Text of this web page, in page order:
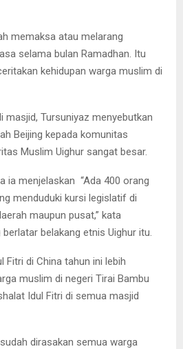
memaksa atau melarang
selama bulan Ramadhan. Itu
kehidupan warga muslim di
masjid, Tursuniyaz menyebutkan
Beijing kepada komunitas
Muslim Uighur sangat besar.
ia menjelaskan “Ada 400 orang
menduduki kursi legislatif di
maupun pusat,” kata
belakang etnis Uighur itu.
Fitri di China tahun ini lebih
muslim di negeri Tirai Bambu
Idul Fitri di semua masjid
dirasakan semua warga